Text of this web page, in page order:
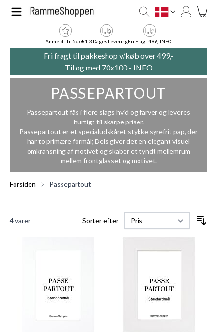
Skip to Content
DK
Anmeldt Til 5/5★1-3 Dages LeveringFri Fragt 499,- INFO
Fri fragt til pakkeshop v/køb over 499,-
Til og med 70x100 - INFO
PASSEPARTOUT
Passepartout fås i flere slags hvid og farver og leveres
hurtigt til skarpe priser.
Passepartout er et specialudskåret stykke syrefrit pap, der
har to primære formål; Dels giver det en elegant visuel
omkransning af motivet og skaber et tyndt mellemrum
mellem frontglasset og motivet.
Forsiden Passepartout
4varer Sorter efter